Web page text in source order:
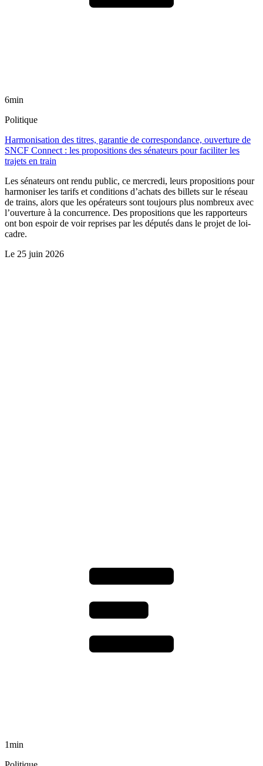
6min
Politique
Harmonisation des titres, garantie de correspondance, ouverture de
SNCF Connect : les propositions des sénateurs pour faciliter les
trajets en train
Les sénateurs ont rendu public, ce mercredi, leurs propositions pour
harmoniser les tarifs et conditions d’achats des billets sur le réseau
de trains, alors que les opérateurs sont toujours plus nombreux avec
l’ouverture à la concurrence. Des propositions que les rapporteurs
ont bon espoir de voir reprises par les députés dans le projet de loi-
cadre.
Le 25 juin 2026
1min